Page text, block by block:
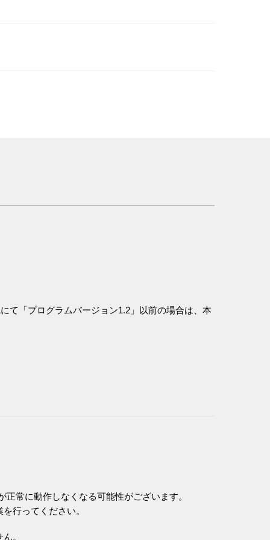
て「プログラムバージョン1.2」以前の場合は、本
常に動作しなくなる可能性がございます。
行ってください。
。